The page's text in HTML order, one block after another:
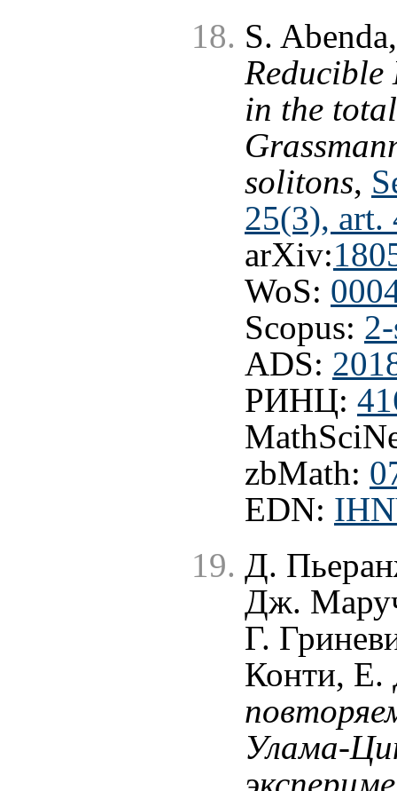
S.
Reducible
in the
solitons,
25(3), art.
arXiv:
WoS:
Scopus:
ADS:
РИНЦ:
zbMath:
EDN:
Д.
Дж.
Г.
Конти, Е.
Улама-